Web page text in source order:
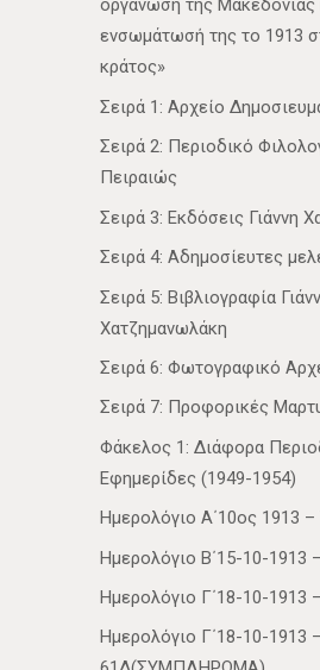
οργάνωση της Μακεδονίας
ενσωμάτωσή της το 1913
κράτος»
Σειρά 1: Αρχείο
Σειρά 2: Περιοδικό
Πειραιώς
Σειρά 3: Εκδόσεις Γιάννη
Σειρά 4: Αδημοσίευτες
Σειρά 5: Βιβλιογραφία
Χατζημανωλάκη
Σειρά 6: Φωτογραφικό
Σειρά 7: Προφορικές
Φάκελος 1: Διάφορα
Εφημερίδες (1949-1954)
Ημερολόγιο Α΄10ος 1913
Ημερολόγιο Β΄15-10-1913
Ημερολόγιο Γ΄18-10-1913
Ημερολόγιο Γ΄18-10-1913